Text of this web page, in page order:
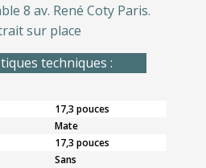
8 av. René Coty Paris.
sur place
techniques :
17,3 pouces
Mate
17,3 pouces
Sans